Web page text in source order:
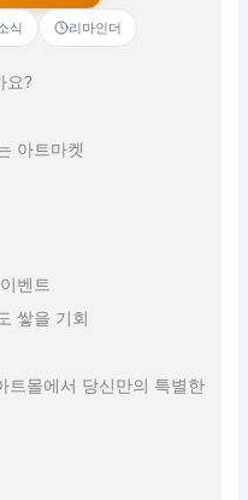
식 리마인더
요?
아트마켓
벤트
쌓을 기회
트몰에서 당신만의 특별한